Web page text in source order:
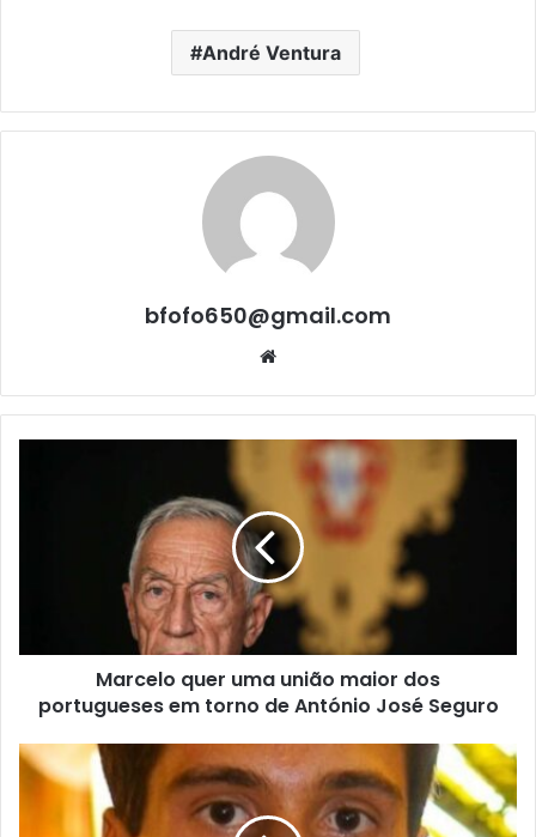
André Ventura
bfofo650@gmail.com
Website
Marcelo quer uma união maior dos
portugueses em torno de António José Seguro